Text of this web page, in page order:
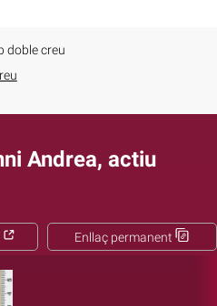
doble creu
Andrea, actiu
Enllaç permanent